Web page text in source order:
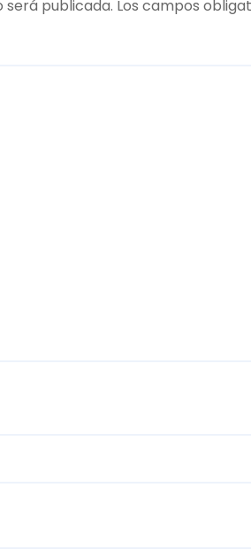
publicada. Los campos